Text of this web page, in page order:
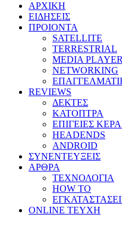
ΑΡΧΙΚΗ
ΕΙΔΗΣΕΙΣ
ΠΡΟΙΟΝΤΑ
SATELLITE
TERRESTRIAL
MEDIA
NETWORKING
REVIEWS
ΔΕΚΤΕΣ
ΚΑΤΟΠΤΡΑ
ΕΠΙΓΕΙΕΣ
HEADENDS
ANDROID
ΣΥΝΕΝΤΕΥΞΕΙΣ
ΑΡΘΡΑ
ΤΕΧΝΟΛΟΓΙΑ
HOW TO
ONLINE TEYXH